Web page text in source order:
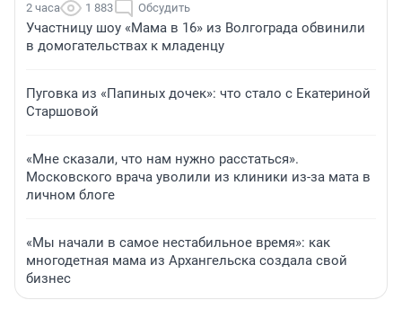
2 часа 1 883 Обсудить
Участницу шоу «Мама в 16» из Волгограда обвинили
в домогательствах к младенцу
Пуговка из «Папиных дочек»: что стало с Екатериной
Старшовой
«Мне сказали, что нам нужно расстаться».
Московского врача уволили из клиники из-за мата в
личном блоге
«Мы начали в самое нестабильное время»: как
многодетная мама из Архангельска создала свой
бизнес